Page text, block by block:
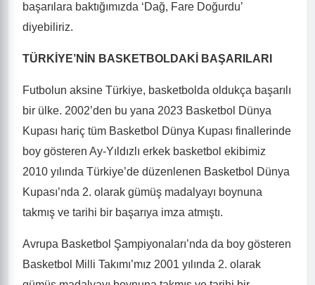
başarılara baktığımızda ‘Dağ, Fare Doğurdu’
diyebiliriz.
TÜRKİYE’NİN BASKETBOLDAKİ BAŞARILARI
Futbolun aksine Türkiye, basketbolda oldukça başarılı
bir ülke. 2002’den bu yana 2023 Basketbol Dünya
Kupası hariç tüm Basketbol Dünya Kupası finallerinde
boy gösteren Ay-Yıldızlı erkek basketbol ekibimiz
2010 yılında Türkiye’de düzenlenen Basketbol Dünya
Kupası’nda 2. olarak gümüş madalyayı boynuna
takmış ve tarihi bir başarıya imza atmıştı.
Avrupa Basketbol Şampiyonaları’nda da boy gösteren
Basketbol Milli Takımı’mız 2001 yılında 2. olarak